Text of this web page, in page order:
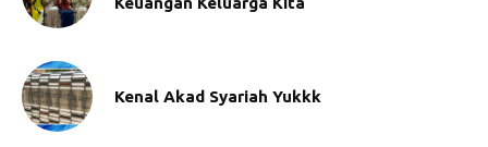
Kenal Akad Syariah Yukkk